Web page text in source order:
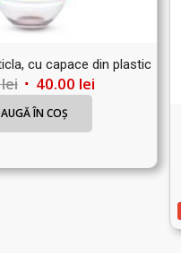
cu capace din plastic
lei Prețul
inițial
54.99 lei.
40.00 leiPrețul
ÎN COȘ